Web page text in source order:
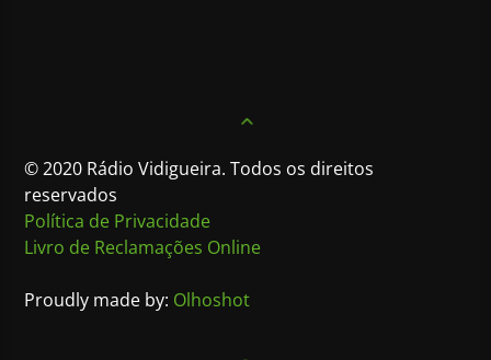
© 2020 Rádio Vidigueira. Todos os direitos
reservados
Política de Privacidade
Livro de Reclamações Online
Proudly made by: Olhoshot